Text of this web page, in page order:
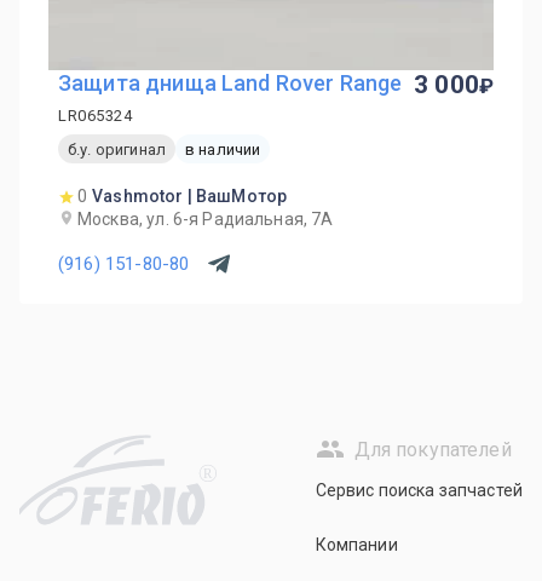
Защита днища Land Rover Range
LR065324
б.у. оригинал
в наличии
0 Vashmotor | ВашМотор
Москва, ул. 6-я Радиальная, 7А
(916) 151-80-80
3 000
R
Для покупателей
Сервис поиска запчастей
Компании